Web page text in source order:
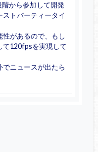
から参加して開発
トパーティータイ
があるので、もし
て120fpsを実現して
でニュースが出たら